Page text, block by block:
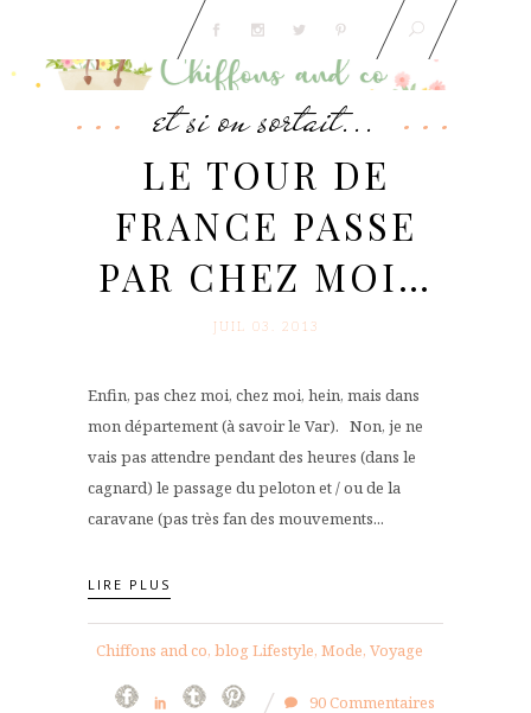
et si on sortait...
LE TOUR DE
FRANCE PASSE
PAR CHEZ MOI…
JUIL 03. 2013
Enfin, pas chez moi, chez moi, hein, mais dans
mon département (à savoir le Var). Non, je ne
vais pas attendre pendant des heures (dans le
cagnard) le passage du peloton et / ou de la
caravane (pas très fan des mouvements...
LIRE PLUS
Chiffons and co, blog Lifestyle, Mode, Voyage
90 Commentaires